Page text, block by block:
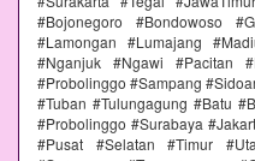
#Bojonegoro #Bondowoso
#Lamongan #Lumajang
#Nganjuk #Ngawi #Pacitan
#Probolinggo #Sampang
#Tuban #Tulungagung #Batu
#Probolinggo #Surabaya
#Pusat #Selatan #Timur